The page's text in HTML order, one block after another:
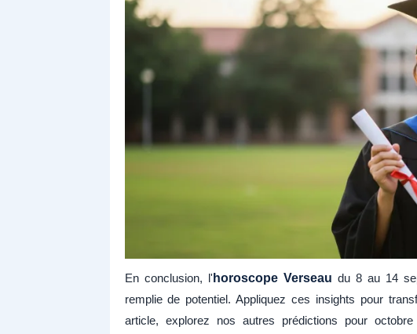
En conclusion, l' horoscope Verseau du 8 au 14
remplie de potentiel. Appliquez ces insights pour
article, explorez nos autres prédictions pour